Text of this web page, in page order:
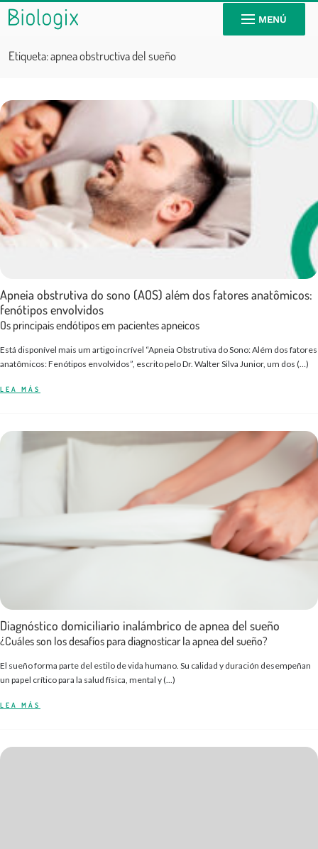
MENÚ
Etiqueta:apnea obstructiva del sueño
Apneia obstrutiva do sono (AOS) além dos fatores anatômicos:
fenótipos envolvidos
Os principais endótipos em pacientes apneicos
Está disponível mais um artigo incrível “Apneia Obstrutiva do Sono: Além dos fatores
anatômicos: Fenótipos envolvidos”, escrito pelo Dr. Walter Silva Junior, um dos (…)
LEA MÁS
Diagnóstico domiciliario inalámbrico de apnea del sueño
¿Cuáles son los desafíos para diagnosticar la apnea del sueño?
El sueño forma parte del estilo de vida humano. Su calidad y duración desempeñan
un papel crítico para la salud física, mental y (...)
LEA MÁS